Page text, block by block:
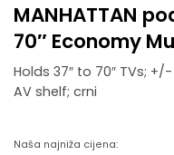
MANHATTAN
70″ Economy
Holds 37″ to 70″ TVs;
AV shelf; crni
Naša najniža cijena: